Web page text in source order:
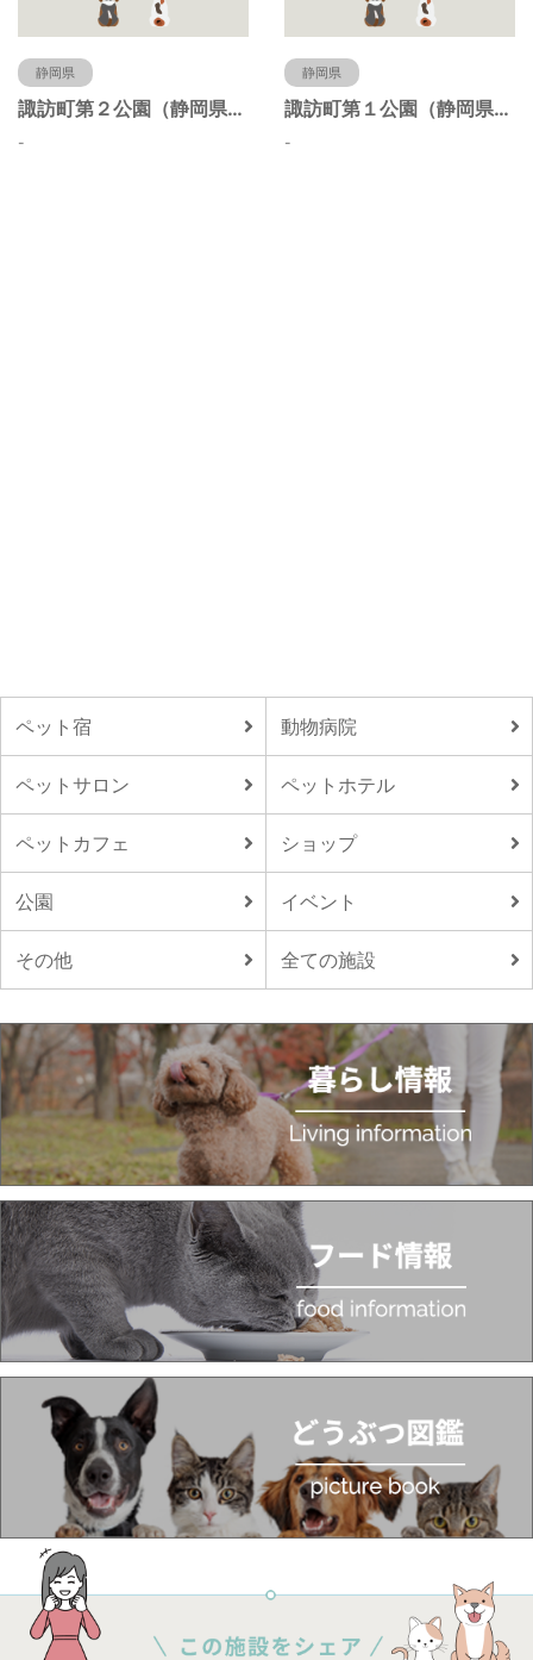
静岡県
諏訪町第２公園（静岡県静岡市）
-
静岡県
諏訪町第１公園（静岡県静岡市）
-
ペット宿 動物病院
ペットサロン ペットホテル
ペットカフェ ショップ
公園 イベント
その他 全ての施設